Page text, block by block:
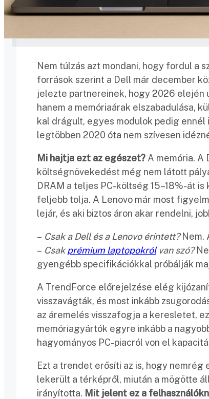
Nem túlzás azt mondani, hogy fordul a
források szerint a Dell már december
jelezte partnereinek, hogy 2026 elején
hanem a memóriaárak elszabadulása,
kal drágult, egyes modulok pedig ennél
legtöbben 2020 óta nem szívesen
Mi hajtja ezt az egészet? A memória.
költségnövekedést még nem látott
DRAM a teljes PC-költség 15–18%-át
feljebb tolja. A Lenovo már most
lejár, és aki biztos áron akar rendelni,
– Csak a Dell és a Lenovo érintett?Nem.
– Csakprémium laptopokrólvan szó?
gyengébb specifikációkkal próbálják
A TrendForce előrejelzése elég
visszavágták, és most inkább
az áremelés visszafogja a keresletet,
memóriagyártók egyre inkább a
hagyományos PC-piacról von el
Ezt a trendet erősíti az is, hogy
lekerült a térképről, miután a mögötte
irányította. Mit jelent ez a